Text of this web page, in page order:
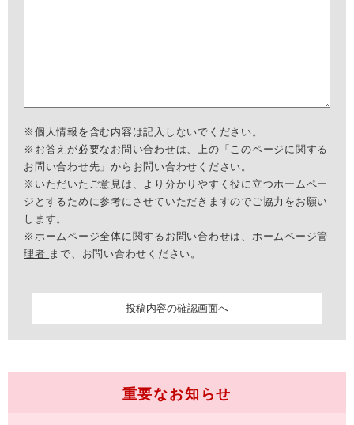
※個人情報を含む内容は記入しないでください。
※お答えが必要なお問い合わせは、上の「このページに関する
お問い合わせ先」からお問い合わせください。
※いただいたご意見は、より分かりやすく役に立つホームペー
ジとするために参考にさせていただきますのでご協力をお願い
します。
※ホームページ全体に関するお問い合わせは、 ホームページ管
理者 まで、お問い合わせください。
重要なお知らせ